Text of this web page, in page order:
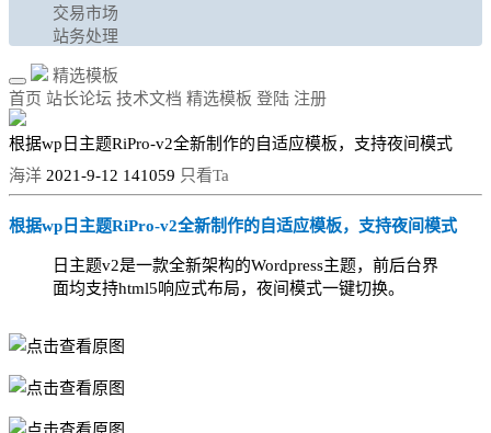
交易市场
站务处理
精选模板
首页 站长论坛 技术文档 精选模板 登陆 注册
根据wp日主题RiPro-v2全新制作的自适应模板，支持夜间模式
海洋 2021-9-12 141059 只看Ta
根据wp日主题RiPro-v2全新制作的自适应模板，支持夜间模式
日主题v2是一款全新架构的Wordpress主题，前后台界
面均支持html5响应式布局，夜间模式一键切换。